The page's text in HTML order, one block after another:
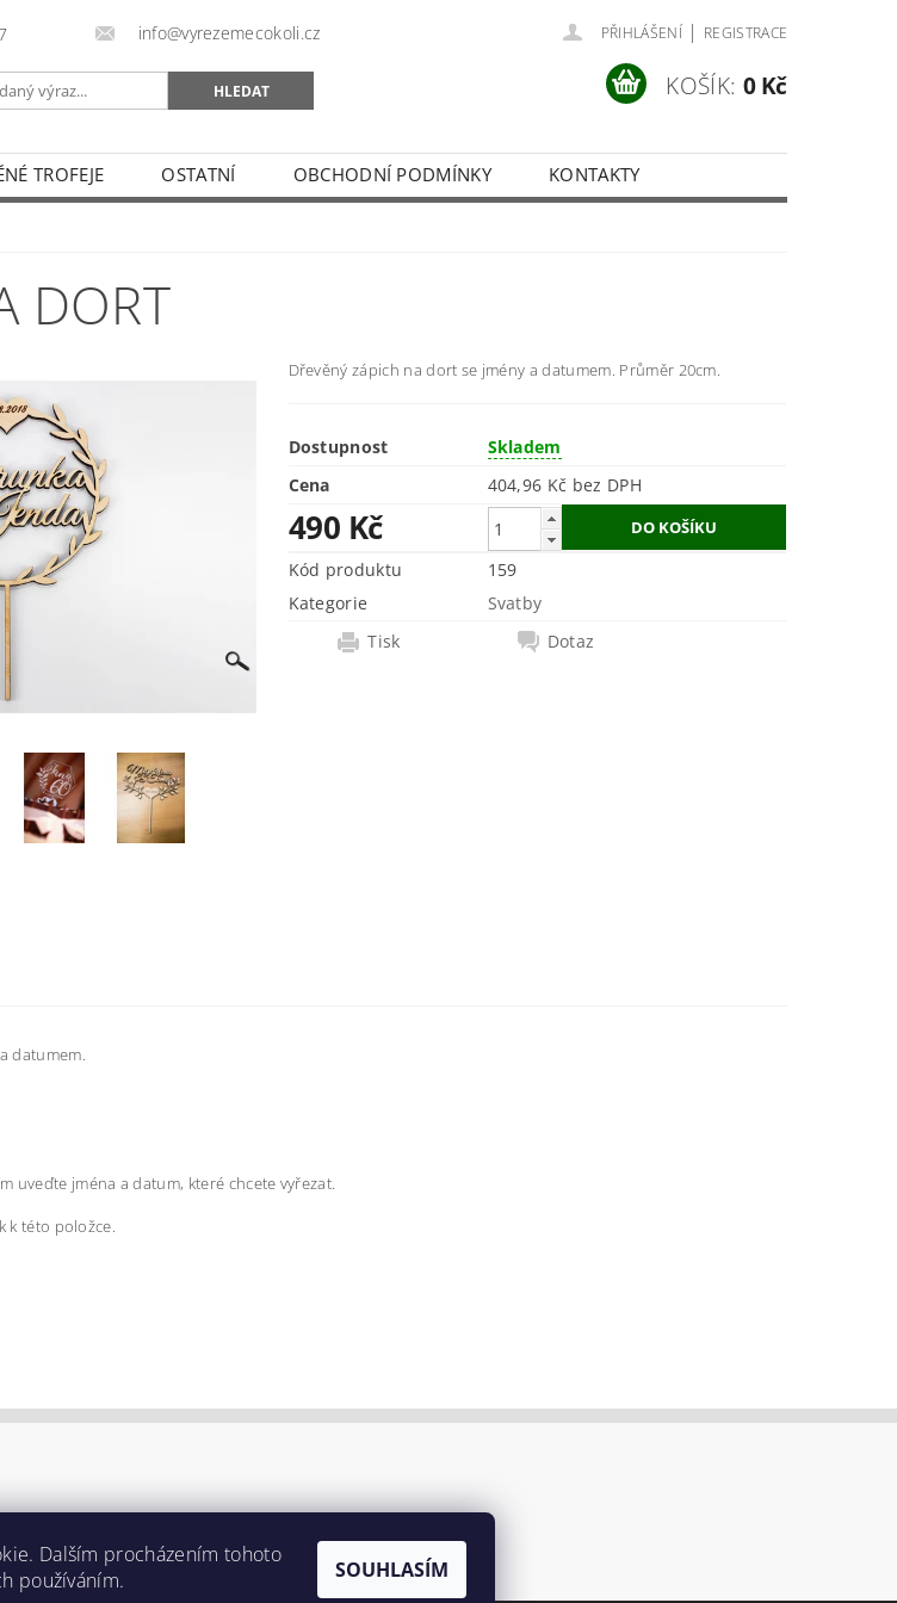
info@vyrezemecokoli.cz PŘIHLÁŠENÍ | REGISTRACE
KOŠÍK: 0 Kč
TROFEJE OSTATNÍ OBCHODNÍ PODMÍNKY KONTAKTY
DORT
Dřevěný zápich na dort se jmény a datumem. Průměr 20cm.
Dostupnost
Skladem
Cena
404,96 Kč bez DPH
490 Kč
Kód produktu
159
Kategorie
Svatby
Tisk
Dotaz
datumem.
uveďte jména a datum, které chcete vyřezat.
k této položce.
Dalším procházením tohoto
používáním.
SOUHLASÍM